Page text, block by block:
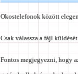
Okostelefonok között
Csak válassza a fájl
Fontos megjegyezni, hogy